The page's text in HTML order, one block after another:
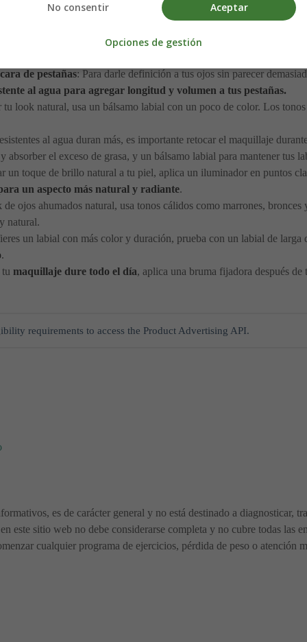
y radiante, es importante usar una base ligera que se funda bien
que cubre las imperfecciones
en tonos melocotón o rosados puede darle a tu piel un aspecto
las sienes.
de pestañas: Para darle definición a tus ojos sin parecer
al agua para agregar longitud y volumen a tus pestañas.
tu look natural, usa un bálsamo labial con un poco de color. Los
al agua duran más, es importante retocar el maquillaje
el exceso de grasa, y un bálsamo labial para mantener tus
un toque de brillo natural a tu piel, aplica un iluminador en puntos
un aspecto más natural y radiante.
de ojos ahumados natural, usa tonos cálidos como marrones,
natural.
un labial con más color y duración, prueba con un labial de
.
tu maquillaje dure todo el día, aplica una bruma fijadora después
requirements to access the Product Advertising API.
es de carácter general y no está destinado a diagnosticar,
este sitio web no debe considerarse completa y no cubre todas las
cualquier programa de ejercicios, pérdida de peso o atención
Aceptar
No consentir
Opciones de gestión